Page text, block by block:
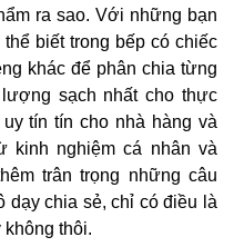
ra sao. Với những bạn
biết trong bếp có chiếc
khác để phân chia từng
sạch nhất cho thực
tín tín cho nhà hàng và
kinh nghiệm cá nhân và
trân trọng những câu
dạy chia sẻ, chỉ có điều là
thôi.